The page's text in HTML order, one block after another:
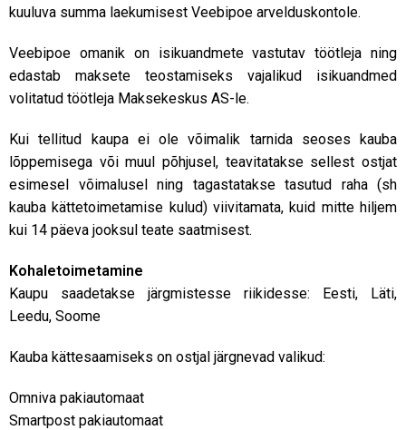
kuuluva summa laekumisest Veebipoe arvelduskontole.
Veebipoe omanik on isikuandmete vastutav töötleja ning
edastab maksete teostamiseks vajalikud isikuandmed
volitatud töötleja Maksekeskus AS-le.
Kui tellitud kaupa ei ole võimalik tarnida seoses kauba
lõppemisega või muul põhjusel, teavitatakse sellest ostjat
esimesel võimalusel ning tagastatakse tasutud raha (sh
kauba kättetoimetamise kulud) viivitamata, kuid mitte hiljem
kui 14 päeva jooksul teate saatmisest.
Kohaletoimetamine
Kaupu saadetakse järgmistesse riikidesse: Eesti, Läti,
Leedu, Soome
Kauba kättesaamiseks on ostjal järgnevad valikud:
Omniva pakiautomaat
Smartpost pakiautomaat